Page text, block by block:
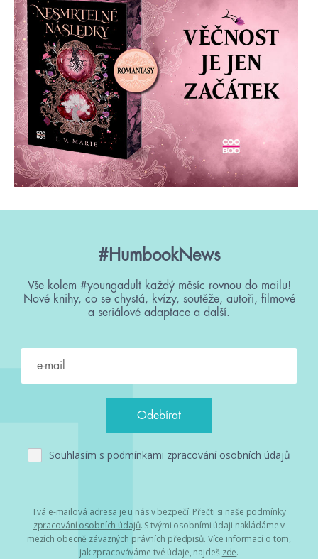
#HumbookNews
Vše kolem #youngadult každý měsíc rovnou do mailu!
Nové knihy, co se chystá, kvízy, soutěže, autoři, filmové
a seriálové adaptace a další.
Souhlasím s podmínkami zpracování osobních údajů
Tvá e-mailová adresa je u nás v bezpečí. Přečti si naše podmínky
zpracování osobních údajů. S tvými osobními údaji nakládáme v
mezích obecně závazných právních předpisů. Více informací o tom,
jak zpracováváme tvé údaje, najdeš zde.